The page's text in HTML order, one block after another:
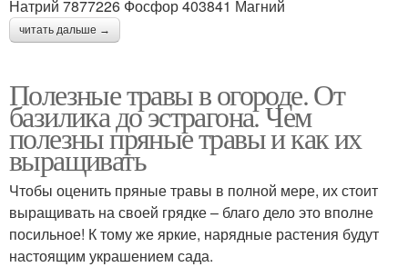
Натрий 7877226 Фосфор 403841 Магний
читать дальше →
Полезные травы в огороде. От
базилика до эстрагона. Чем
полезны пряные травы и как их
выращивать
Чтобы оценить пряные травы в полной мере, их стоит
выращивать на своей грядке – благо дело это вполне
посильное! К тому же яркие, нарядные растения будут
настоящим украшением сада.